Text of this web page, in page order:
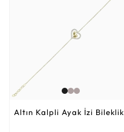
Altın Kalpli Ayak İzi Bileklik